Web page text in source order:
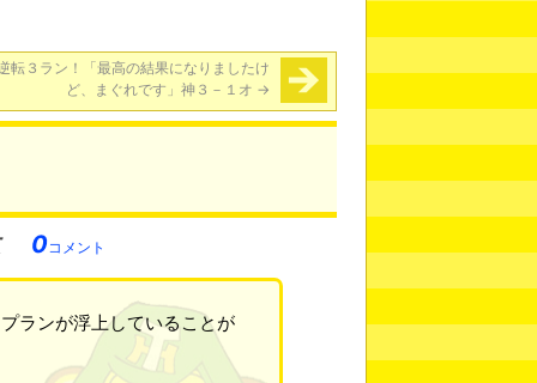
転３ラン！「最高の結果になりましたけ
ど、まぐれです」神３－１オ →
0コメント
ランが浮上していることが